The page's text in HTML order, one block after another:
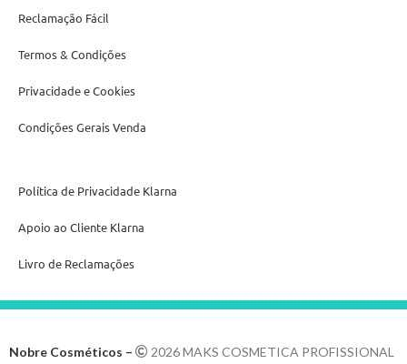
Reclamação Fácil
Termos & Condições
Privacidade e Cookies
Condições Gerais Venda
Política de Privacidade Klarna
Apoio ao Cliente Klarna
Livro de Reclamações
Nobre Cosméticos – 2026 MAKS COSMETICA PROFISSIONAL